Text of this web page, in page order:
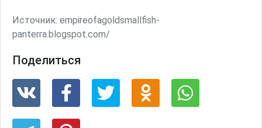
Источник: empireofagoldsmallfish-
panterra.blogspot.com/
Поделиться